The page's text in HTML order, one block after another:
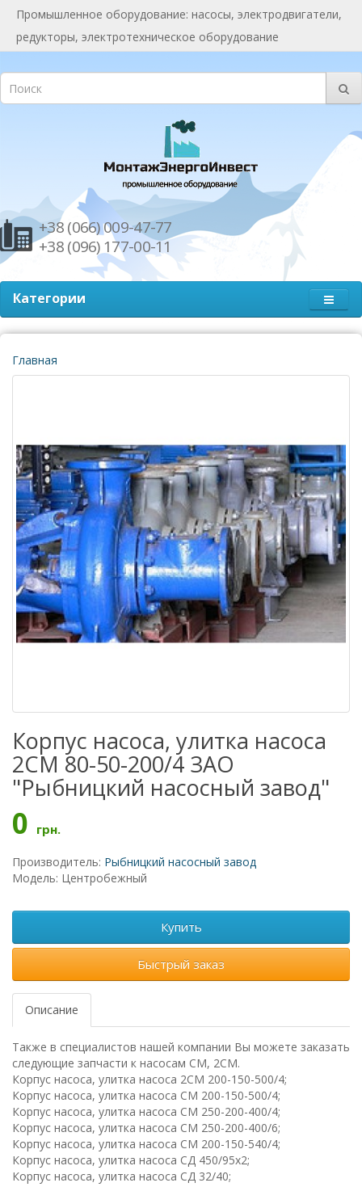
Промышленное оборудование: насосы, электродвигатели,
редукторы, электротехническое оборудование
+38 (066) 009-47-77
+38 (096) 177-00-11
Категории
Главная
Корпус насоса, улитка насоса
2СМ 80-50-200/4 ЗАО
"Рыбницкий насосный завод"
0 грн.
Производитель: Рыбницкий насосный завод
Модель: Центробежный
Купить
Быстрый заказ
Описание
Также в специалистов нашей компании Вы можете заказать
следующие запчасти к насосам СМ, 2СМ.
Корпус насоса, улитка насоса 2СМ 200-150-500/4;
Корпус насоса, улитка насоса СМ 200-150-500/4;
Корпус насоса, улитка насоса СМ 250-200-400/4;
Корпус насоса, улитка насоса СМ 250-200-400/6;
Корпус насоса, улитка насоса СМ 200-150-540/4;
Корпус насоса, улитка насоса СД 450/95х2;
Корпус насоса, улитка насоса СД 32/40;